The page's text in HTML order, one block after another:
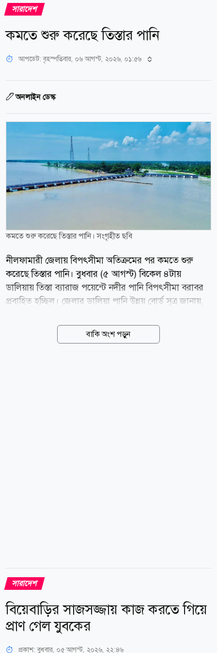
সারাদেশ
কমতে শুরু করেছে তিস্তার পানি
আপডেট: বৃহস্পতিবার, ০৬ আগস্ট, ২০২৬, ০১:৫৬
অনলাইন ডেস্ক
কমতে শুরু করেছে তিস্তার পানি। সংগৃহীত ছবি
নীলফামারী জেলায় বিপৎসীমা অতিক্রমের পর কমতে শুরু
করেছে তিস্তার পানি। বুধবার (৫ আগস্ট) বিকেল ৪টায়
ডালিয়ায় তিস্তা ব্যারাজ পয়েন্টে নদীর পানি বিপৎসীমা বরাবর
প্রবাহিত হচ্ছিল। জেলার ডালিয়া পানি উন্নয় বোর্ড সূত্র জানায়,
করে সকাল ৬টা থেকে ৯টা পর্যন্ত ১৩ সেন্টিমিটার ওপর দিয়ে
প্রবাহিত হয়। এদিন জেলার ডিমলা উপজেলার ডালিয়া
বাকি অংশ পড়ুন
সারাদেশ
বিয়েবাড়ির সাজসজ্জায় কাজ করতে গিয়ে
প্রাণ গেল যুবকের
প্রকাশ:বুধবার, ০৫ আগস্ট, ২০২৬, ২২:৪৬